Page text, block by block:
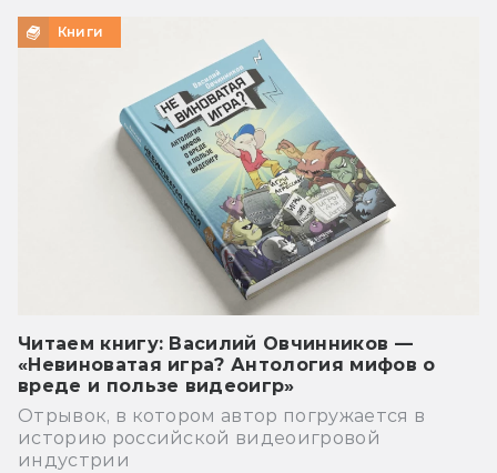
Книги
Читаем книгу: Василий Овчинников —
«Невиноватая игра? Антология мифов о
вреде и пользе видеоигр»
Отрывок, в котором автор погружается в
историю российской видеоигровой
индустрии